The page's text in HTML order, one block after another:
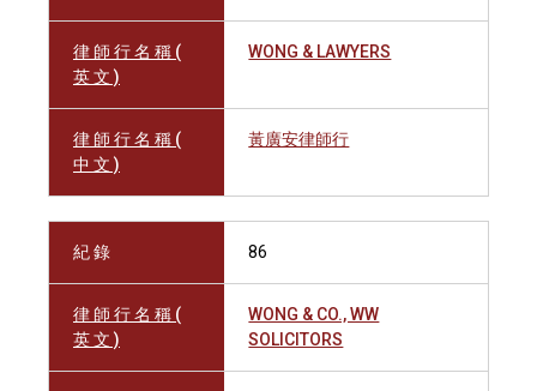
律 師 行 名 稱 (
英 文 )
WONG & LAWYERS
律 師 行 名 稱 (
中 文 )
黃廣安律師行
紀 錄 86
律 師 行 名 稱 (
英 文 )
WONG & CO., WW
SOLICITORS